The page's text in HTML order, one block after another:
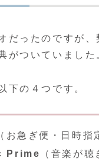
だったのですが
がついていました
下の４つです。
（お急ぎ便・日時指
Prime
（音楽が聴